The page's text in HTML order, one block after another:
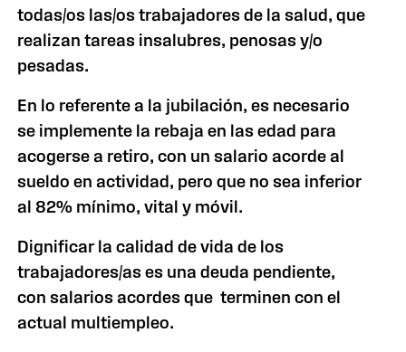
todas/os las/os trabajadores de la salud, que
realizan tareas insalubres, penosas y/o
pesadas.
En lo referente a la jubilación, es necesario
se implemente la rebaja en las edad para
acogerse a retiro, con un salario acorde al
sueldo en actividad, pero que no sea inferior
al 82% mínimo, vital y móvil.
Dignificar la calidad de vida de los
trabajadores/as es una deuda pendiente,
con salarios acordes que terminen con el
actual multiempleo.